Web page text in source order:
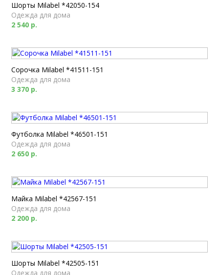
Шорты Milabel *42050-154
Одежда для дома
2 540 р.
Сорочка Milabel *41511-151
Одежда для дома
3 370 р.
Футболка Milabel *46501-151
Одежда для дома
2 650 р.
Майка Milabel *42567-151
Одежда для дома
2 200 р.
Шорты Milabel *42505-151
Одежда для дома